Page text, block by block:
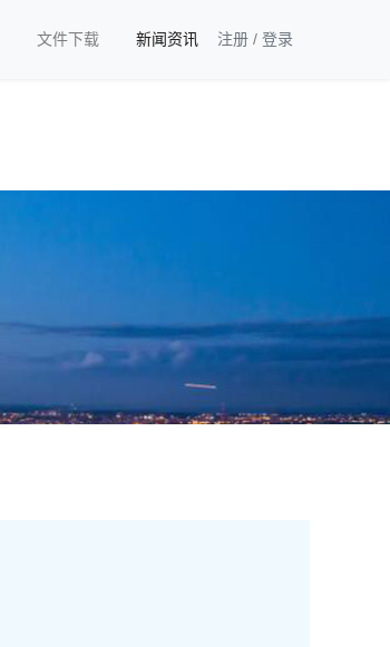
文件下载 新闻资讯 注册 / 登录